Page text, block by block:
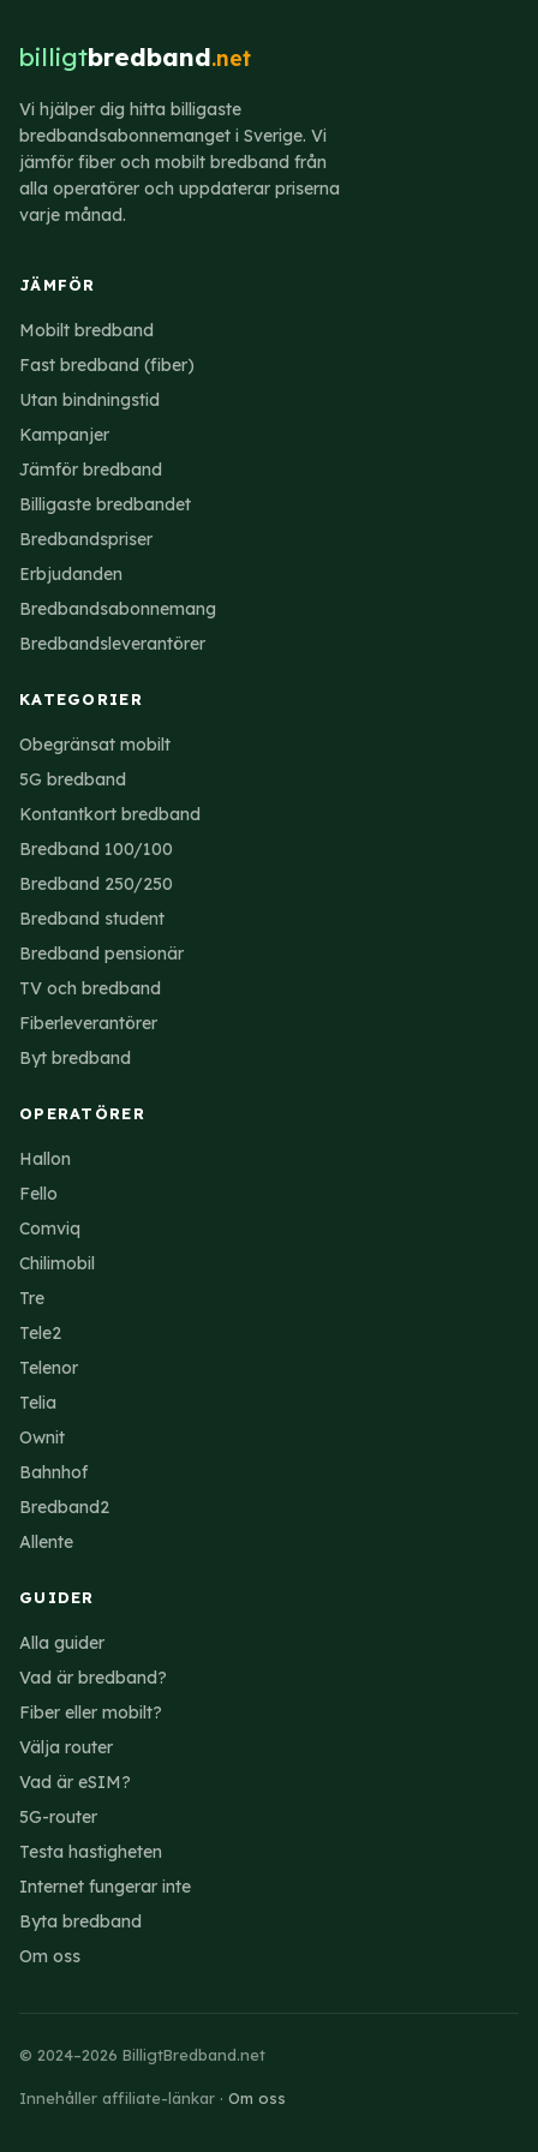
billigtbredband.net
Vi hjälper dig hitta billigaste
bredbandsabonnemanget i Sverige. Vi
jämför fiber och mobilt bredband från
alla operatörer och uppdaterar priserna
varje månad.
JÄMFÖR
Mobilt bredband
Fast bredband (fiber)
Utan bindningstid
Kampanjer
Jämför bredband
Billigaste bredbandet
Bredbandspriser
Erbjudanden
Bredbandsabonnemang
Bredbandsleverantörer
KATEGORIER
Obegränsat mobilt
5G bredband
Kontantkort bredband
Bredband 100/100
Bredband 250/250
Bredband student
Bredband pensionär
TV och bredband
Fiberleverantörer
Byt bredband
OPERATÖRER
Hallon
Fello
Comviq
Chilimobil
Tre
Tele2
Telenor
Telia
Ownit
Bahnhof
Bredband2
Allente
GUIDER
Alla guider
Vad är bredband?
Fiber eller mobilt?
Välja router
Vad är eSIM?
5G-router
Testa hastigheten
Internet fungerar inte
Byta bredband
Om oss
© 2024–2026 BilligtBredband.net
Innehåller affiliate-länkar · Om oss